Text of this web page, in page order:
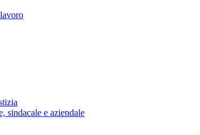
sindacale e aziendale